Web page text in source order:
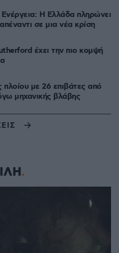
Η Ελλάδα πληρώνει
σε μια νέα κρίση
έχει την πιο κομψή
με 26 επιβάτες από
μηχανικής βλάβης